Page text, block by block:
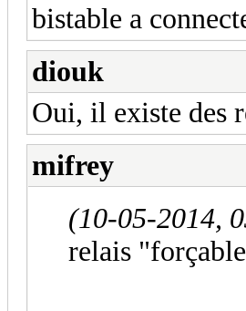
bistable a
diouk
Oui, il existe des
mifrey
(10-05-2014,
relais